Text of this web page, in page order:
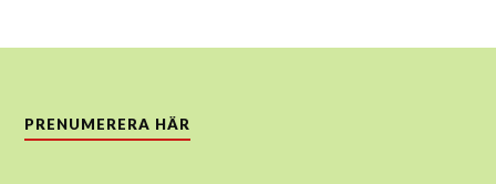
PRENUMERERA HÄR